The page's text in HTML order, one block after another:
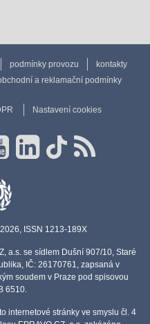
podmínky provozu
kontakty
a reklamační podmínky
Nastavení cookies
ISSN 1213-189X
a.s. se sídlem Dušní 907/10, Staré
IČ: 26170761, zapsaná v
soudem v Praze pod spisovou
6510.
internetové stránky ve smyslu čl. 4